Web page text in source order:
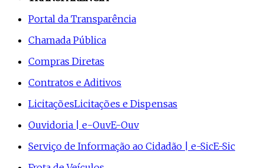
Portal da Transparência
Chamada Pública
Compras Diretas
Contratos e Aditivos
LicitaçõesLicitações e Dispensas
Ouvidoria | e-OuvE-Ouv
Serviço de Informação ao Cidadão | e-SicE-Sic